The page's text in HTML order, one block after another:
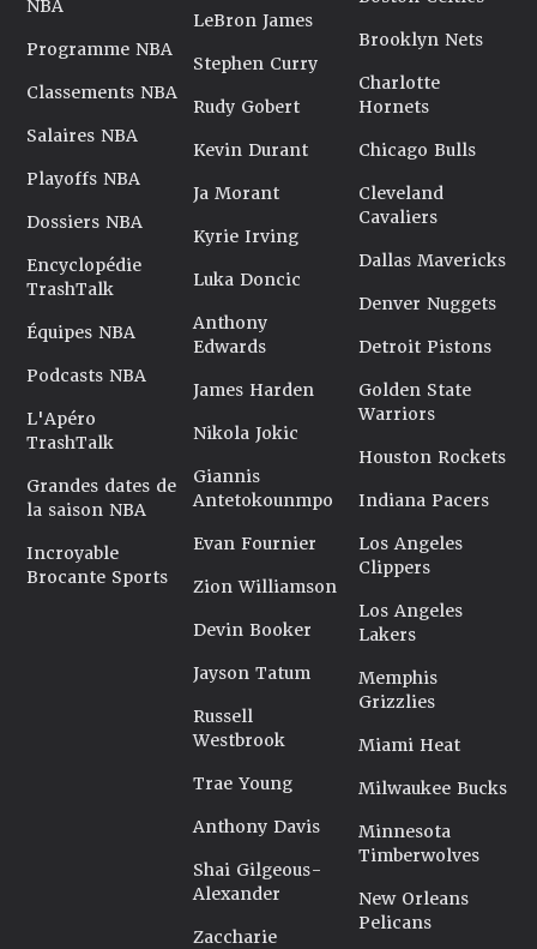
NBA
Programme NBA
Classements NBA
Salaires NBA
Playoffs NBA
Dossiers NBA
Encyclopédie
TrashTalk
Équipes NBA
Podcasts NBA
L'Apéro
TrashTalk
Grandes dates de
la saison NBA
Incroyable
Brocante Sports
LeBron James
Stephen Curry
Rudy Gobert
Kevin Durant
Ja Morant
Kyrie Irving
Luka Doncic
Anthony
Edwards
James Harden
Nikola Jokic
Giannis
Antetokounmpo
Evan Fournier
Zion Williamson
Devin Booker
Jayson Tatum
Russell
Westbrook
Trae Young
Anthony Davis
Shai Gilgeous-
Alexander
Zaccharie
Brooklyn Nets
Charlotte
Hornets
Chicago Bulls
Cleveland
Cavaliers
Dallas Mavericks
Denver Nuggets
Detroit Pistons
Golden State
Warriors
Houston Rockets
Indiana Pacers
Los Angeles
Clippers
Los Angeles
Lakers
Memphis
Grizzlies
Miami Heat
Milwaukee Bucks
Minnesota
Timberwolves
New Orleans
Pelicans